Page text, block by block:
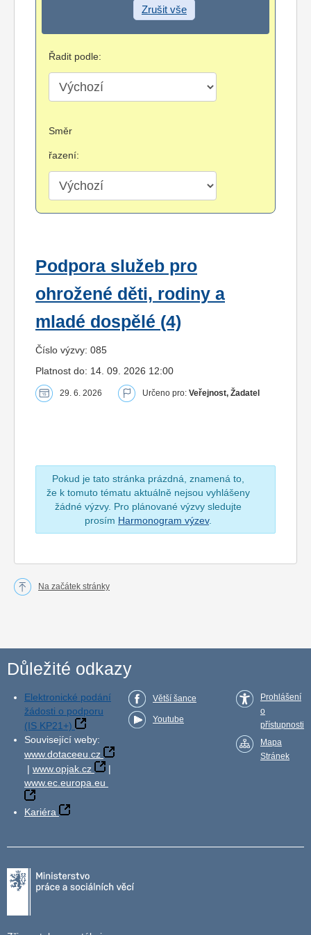
Zrušit vše
Řadit podle:
Směr
řazení:
Podpora služeb pro
ohrožené děti, rodiny a
mladé dospělé (4)
Číslo výzvy: 085
Platnost do: 14. 09. 2026 12:00
29. 6. 2026 Určeno pro: Veřejnost, Žadatel
Pokud je tato stránka prázdná, znamená to,
že k tomuto tématu aktuálně nejsou vyhlášeny
žádné výzvy. Pro plánované výzvy sledujte
prosím Harmonogram výzev.
Na začátek stránky
Důležité odkazy
Elektronické podání
žádosti o podporu
(IS KP21+)
Související weby:
www.dotaceeu.cz
| www.opjak.cz
|
www.ec.europa.eu
Kariéra
Větší šance
Youtube
Prohlášení
o
přístupnosti
Mapa
Stránek